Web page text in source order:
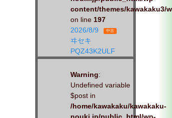
content/themes/kawakaku3/
on line 197
2026/8/9
中古
ヰセキ
PQZ43K2ULF
Warning:
Undefined variable
$post in
/home/kawakaku/kawakaku-